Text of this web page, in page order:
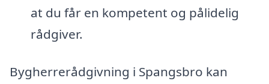
at du får en kompetent og pålidelig
rådgiver.
Bygherrerådgivning i Spangsbro kan